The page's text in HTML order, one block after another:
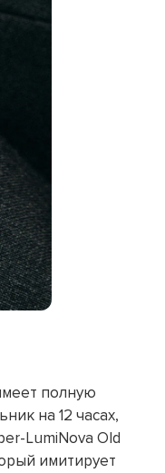
полную
на 12 часах,
LumiNova Old
имитирует